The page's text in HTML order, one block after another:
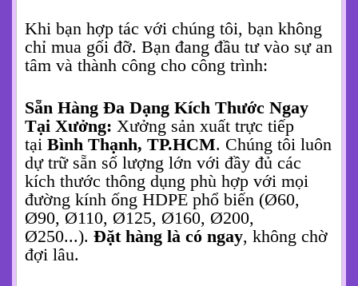
Khi bạn hợp tác với chúng tôi, bạn không
chỉ mua gối đỡ. Bạn đang đầu tư vào sự an
tâm và thành công cho công trình:
Sẵn Hàng Đa Dạng Kích Thước Ngay
Tại Xưởng: Xưởng sản xuất trực tiếp
tại Bình Thạnh, TP.HCM. Chúng tôi luôn
dự trữ sẵn số lượng lớn với đầy đủ các
kích thước thông dụng phù hợp với mọi
đường kính ống HDPE phổ biến (Ø60,
Ø90, Ø110, Ø125, Ø160, Ø200,
Ø250...). Đặt hàng là có ngay, không chờ
đợi lâu.